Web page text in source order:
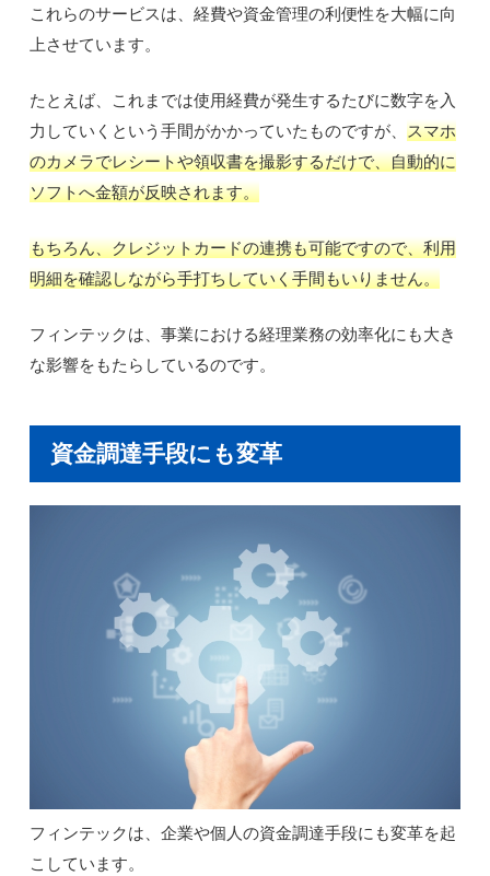
これらのサービスは、経費や資金管理の利便性を大幅に向
上させています。
たとえば、これまでは使用経費が発生するたびに数字を入
力していくという手間がかかっていたものですが、スマホ
のカメラでレシートや領収書を撮影するだけで、自動的に
ソフトへ金額が反映されます。
もちろん、クレジットカードの連携も可能ですので、利用
明細を確認しながら手打ちしていく手間もいりません。
フィンテックは、事業における経理業務の効率化にも大き
な影響をもたらしているのです。
資金調達手段にも変革
フィンテックは、企業や個人の資金調達手段にも変革を起
こしています。